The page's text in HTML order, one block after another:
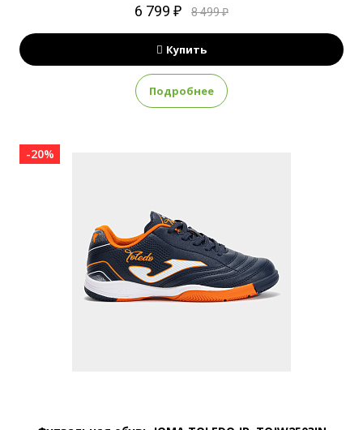
6 799 ₽ 8 499 ₽
Купить
Подробнее
-20%